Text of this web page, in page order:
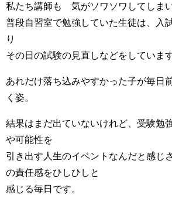
私たち講師も 気がソワソワしてしまい
普段自習室で勉強していた生徒は、入
り
その日の試験の見直しなどをしています
あれだけ落ち込みやすかった子が毎日
く姿。
結果はまだ出ていないけれど、受験勉
や可能性を
引き出す人生のイベントなんだと感じ
の責任感をひしひしと
感じる毎日です。